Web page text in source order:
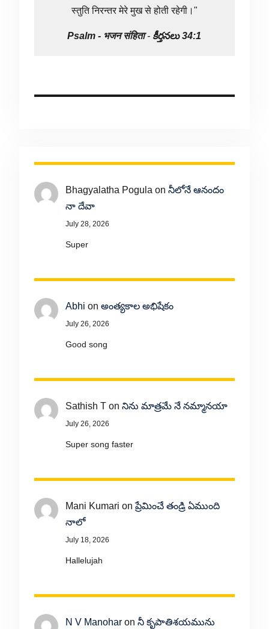
स्तुति निरन्तर मेरे मुख से होती रहेगी।"
Psalm - भजन संहिता- కీర్తనలు 34:1
Bhagyalatha Pogula on నీలోనే ఆనందం
నా దేవా
July 28, 2026
Super
Abhi on అంత్యకాల అభిషేకం
July 26, 2026
Good song
Sathish Ton నిను మాత్రమే నే నమ్మానయా
July 26, 2026
Super song faster
Mani Kumari onప్రేమించే తండ్రి ఏముంది
నాలో
July 18, 2026
Hallelujah
N V Manoharon నీ కృపాతిశయమును